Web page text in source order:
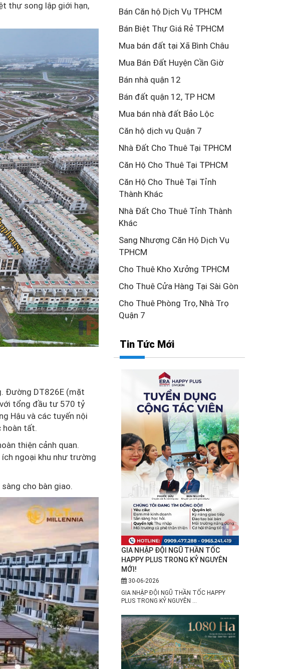
thự song lập giới hạn,
Đường DT826E (mặt
tổng đầu tư 570 tỷ
Hậu và các tuyến nội
hoàn tất.
thiện cảnh quan.
ngoại khu như trường
cho bàn giao.
Bán Căn hộ Dịch Vụ TPHCM
Bán Biệt Thự Giá Rẻ TPHCM
Mua bán đất tại Xã Bình Châu
Mua Bán Đất Huyện Cần Giờ
Bán nhà quận 12
Bán đất quận 12, TP HCM
Mua bán nhà đất Bảo Lộc
Căn hộ dịch vụ Quận 7
Nhà Đất Cho Thuê Tại TPHCM
Căn Hộ Cho Thuê Tại TPHCM
Căn Hộ Cho Thuê Tại Tỉnh
Thành Khác
Nhà Đất Cho Thuê Tỉnh Thành
Khác
Sang Nhượng Căn Hộ Dịch Vụ
TPHCM
Cho Thuê Kho Xưởng TPHCM
Cho Thuê Cửa Hàng Tại Sài Gòn
Cho Thuê Phòng Trọ, Nhà Trọ
Quận 7
Tin Tức Mới
GIA NHẬP ĐỘI NGŨ THẦN TỐC
HAPPY PLUS TRONG KỶ NGUYÊN
MỚI!
30-06-2026
GIA NHẬP ĐỘI NGŨ THẦN TỐC HAPPY
PLUS TRONG KỶ NGUYÊN ...